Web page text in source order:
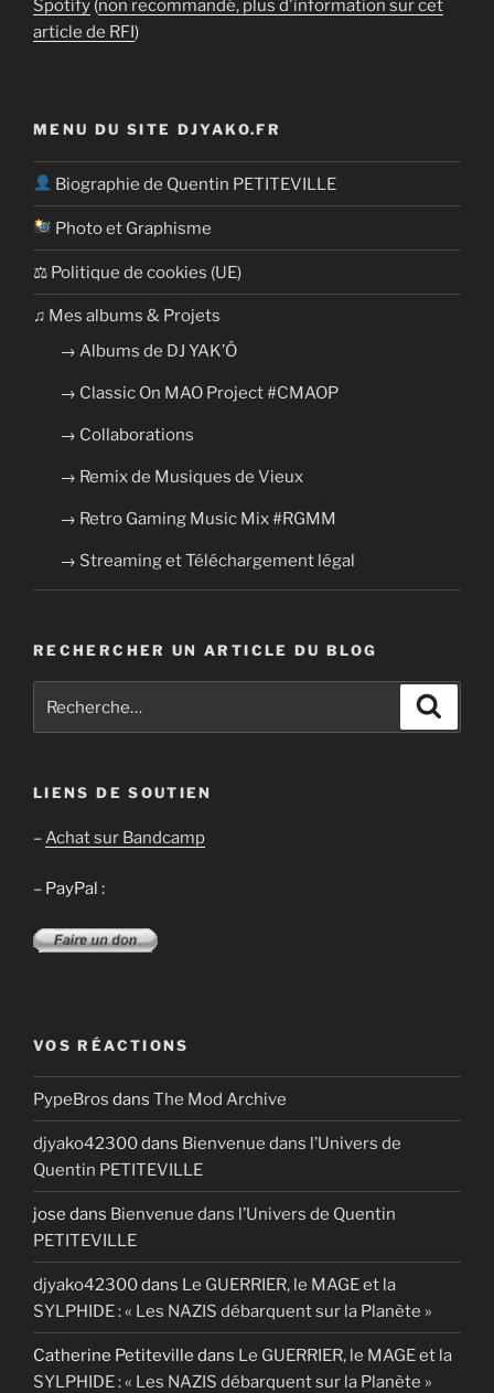
Spotify (non recommandé, plus d'information sur cet
article de RFI)
MENU DU SITE DJYAKO.FR
Biographie de Quentin PETITEVILLE
Photo et Graphisme
⚖ Politique de cookies (UE)
​​♫ Mes albums & Projets
→ Albums de DJ YAK’Ô
→ Classic On MAO Project #CMAOP
→ Collaborations
→ Remix de Musiques de Vieux
→ Retro Gaming Music Mix #RGMM
→ Streaming et Téléchargement légal
RECHERCHER UN ARTICLE DU BLOG
LIENS DE SOUTIEN
–Achat sur Bandcamp
– PayPal :
VOS RÉACTIONS
PypeBros dans The Mod Archive
djyako42300dans Bienvenue dans l’Univers de
Quentin PETITEVILLE
jose dans Bienvenue dans l’Univers de Quentin
PETITEVILLE
djyako42300dans Le GUERRIER, le MAGE et la
SYLPHIDE : « Les NAZIS débarquent sur la Planète »
Catherine Petiteville dans Le GUERRIER, le MAGE et la
SYLPHIDE : « Les NAZIS débarquent sur la Planète »